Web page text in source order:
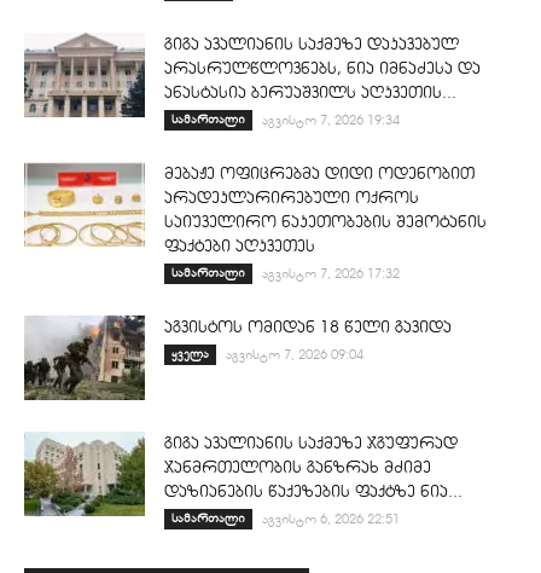
გიგა ავალიანის საქმეზე დაკავებულ
არასრულწლოვნებს, ნია იმნაძესა და
ანასტასია ბერუაშვილს აღკვეთის...
სამართალი აგვისტო 7, 2026 19:34
მებაჟე ოფიცრებმა დიდი ოდენობით
არადეკლარირებული ოქროს
საიუველირო ნაკეთობების შემოტანის
ფაქტები აღკვეთეს
სამართალი აგვისტო 7, 2026 17:32
აგვისტოს ომიდან 18 წელი გავიდა
ყველა აგვისტო 7, 2026 09:04
გიგა ავალიანის საქმეზე ჯგუფურად
ჯანმრთელობის განზრახ მძიმე
დაზიანების წაქეზების ფაქტზე ნია...
სამართალი აგვისტო 6, 2026 22:51